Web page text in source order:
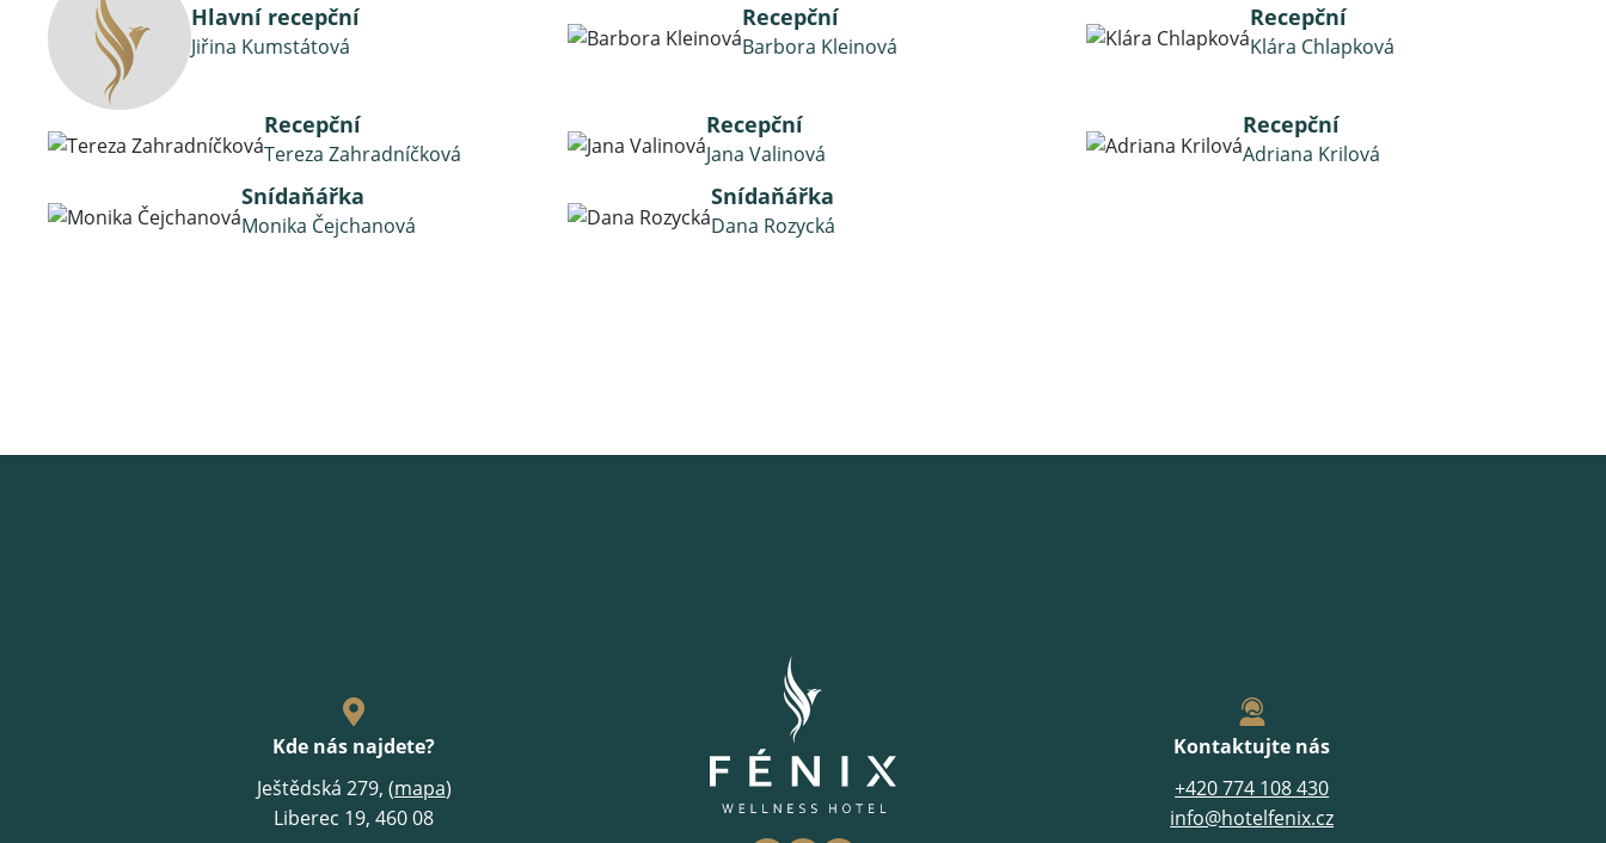
Hlavní recepční
Jiřina Kumstátová
Recepční
Barbora Kleinová
Recepční
Klára Chlapková
Recepční
Tereza Zahradníčková
Recepční
Jana Valinová
Recepční
Adriana Krilová
Snídaňářka
Monika Čejchanová
Snídaňářka
Dana Rozycká
Kde nás najdete?
Ještědská 279, (mapa)
Liberec 19, 460 08
Kontaktujte nás
+420 774 108 430
info@hotelfenix.cz